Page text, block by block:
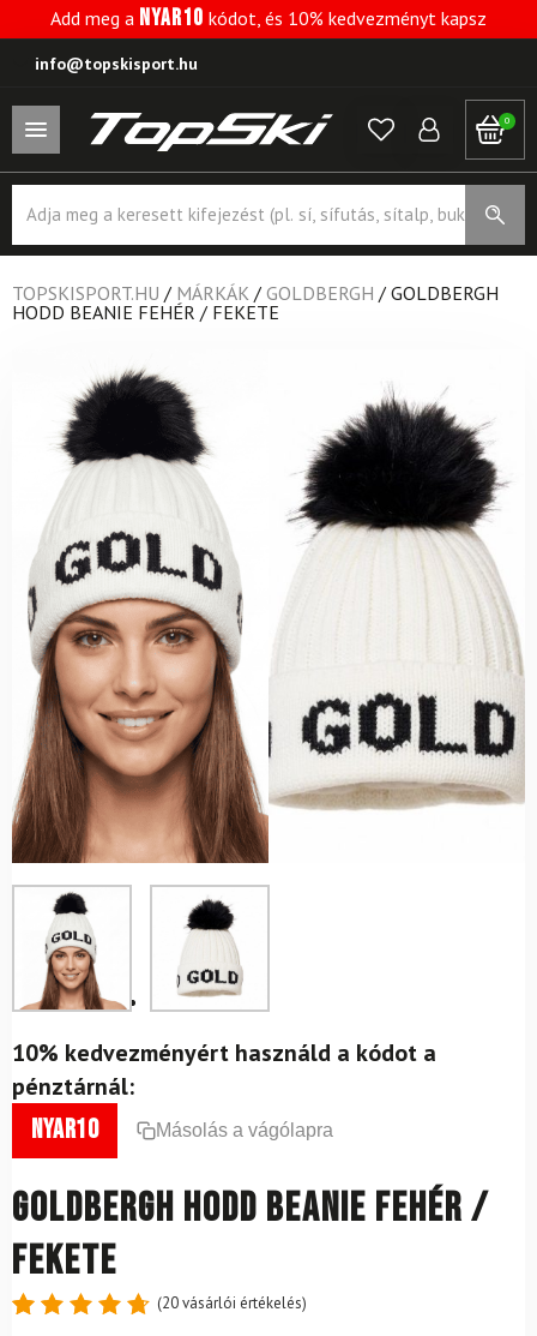
Add meg a NYAR10 kódot, és 10% kedvezményt kapsz
info@topskisport.hu
0
search
TOPSKISPORT.HU / MÁRKÁK / GOLDBERGH / GOLDBERGH
HODD BEANIE FEHÉR / FEKETE
10% kedvezményért használd a kódot a
pénztárnál:
nyar10 Másolás a vágólapra
GOLDBERGH Hodd Beanie fehér /
fekete
(20vásárlói értékelés)